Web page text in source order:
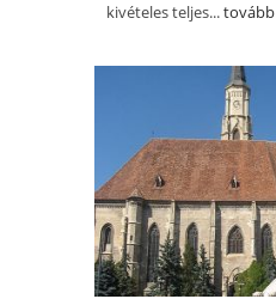
kivételes teljes...tovább